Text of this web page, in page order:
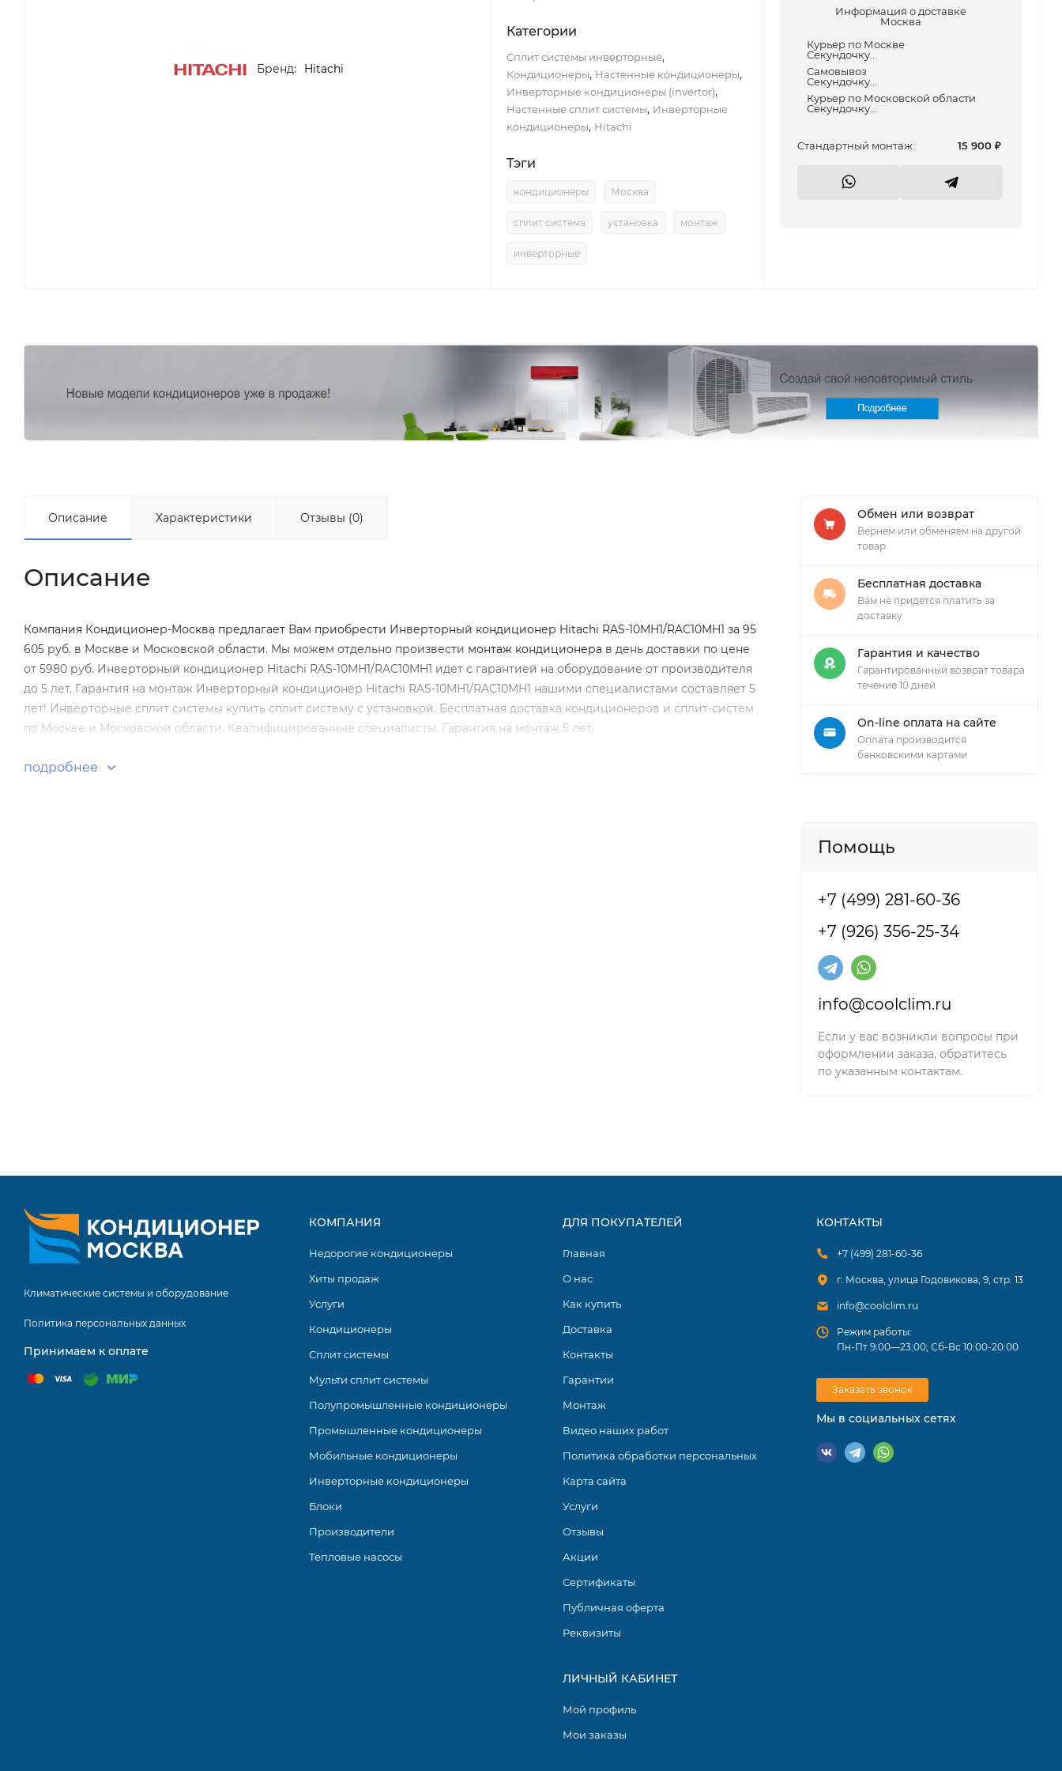
Бренд: Hitachi
Категории
Сплит системы инверторные,
Кондиционеры, Настенные кондиционеры,
Инверторные кондиционеры (invertor),
Настенные сплит системы, Инверторные
кондиционеры, Hitachi
Тэги
кондиционеры Москва
сплит система установка монтаж
инверторные
Информация о доставке
Москва
Курьер по Москве
Секундочку...
Самовывоз
Секундочку...
Курьер по Московской области
Секундочку...
Cтандартный монтаж: 15 900 ₽
Описание Характеристики Отзывы (0)
Описание
Компания Кондиционер-Москва предлагает Вам приобрести Инверторный кондиционер Hitachi RAS-10MH1/RAC10MH1 за 95
605 руб. в Москве и Московской области. Мы можем отдельно произвести монтаж кондиционера в день доставки по цене
от 5980 руб. Инверторный кондиционер Hitachi RAS-10MH1/RAC10MH1 идет с гарантией на оборудование от производителя
до 5 лет. Гарантия на монтаж Инверторный кондиционер Hitachi RAS-10MH1/RAC10MH1 нашими специалистами составляет 5
лет! Инверторные сплит системы купить сплит систему с установкой. Бесплатная доставка кондиционеров и сплит-систем
по Москве и Московской области. Квалифицированные специалисты. Гарантия на монтаж 5 лет.
подробнее
Обмен или возврат
Вернем или обменяем на другой
товар
Бесплатная доставка
Вам не придется платить за
доставку
Гарантия и качество
Гарантированный возврат товара
течение 10 дней
On-line оплата на сайте
Оплата производится
банковскими картами
Помощь
+7 (499) 281-60-36
+7 (926) 356-25-34
info@coolclim.ru
Если у вас возникли вопросы при
оформлении заказа, обратитесь
по указанным контактам.
Климатические системы и оборудование
Политика персональных данных
Принимаем к оплате
КОМПАНИЯ
Недорогие кондиционеры
Хиты продаж
Услуги
Кондиционеры
Сплит системы
Мульти сплит системы
Полупромышленные кондиционеры
Промышленные кондиционеры
Мобильные кондиционеры
Инверторные кондиционеры
Блоки
Производители
Тепловые насосы
ДЛЯ ПОКУПАТЕЛЕЙ
Главная
О нас
Как купить
Доставка
Контакты
Гарантии
Монтаж
Видео наших работ
Политика обработки персональных
Карта сайта
Услуги
Отзывы
Акции
Сертификаты
Публичная оферта
Реквизиты
ЛИЧНЫЙ КАБИНЕТ
Мой профиль
Мои заказы
КОНТАКТЫ
+7 (499) 281-60-36
г. Москва, улица Годовикова, 9, стр. 13
info@coolclim.ru
Режим работы:
Пн-Пт 9:00—23:00; Сб-Вс 10:00-20:00
Заказать звонок
Мы в социальных сетях